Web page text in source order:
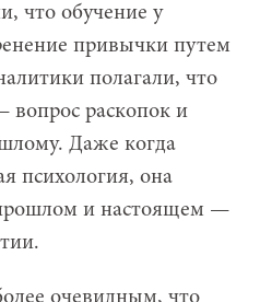
что обучение у
привычки путем
полагали, что
вопрос раскопок и
Даже когда
психология, она
прошлом и настоящем —
очевидным, что